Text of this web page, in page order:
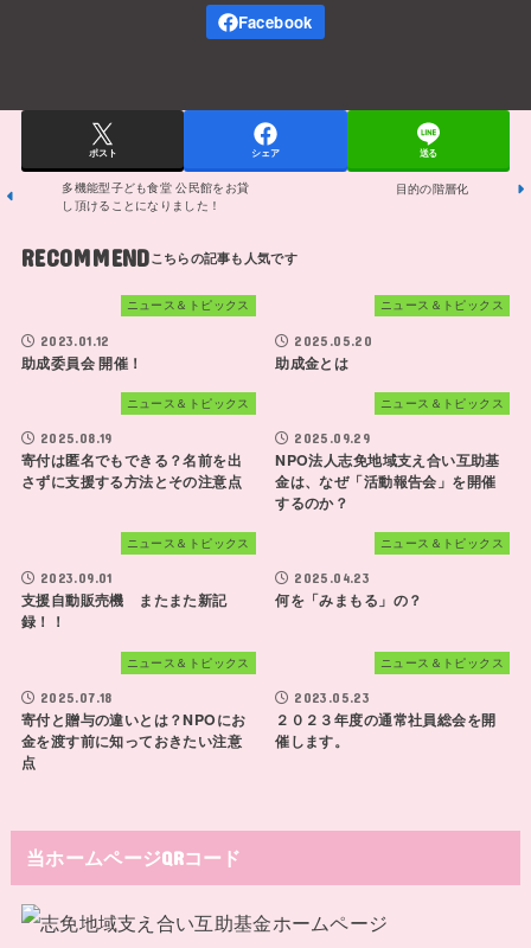
ポスト シェア 送る
多機能型子ども食堂 公民館をお貸
し頂けることになりました！
目的の階層化
RECOMMEND
ニュース＆トピックス
2023.01.12
助成委員会 開催！
ニュース＆トピックス
2025.05.20
助成金とは
ニュース＆トピックス
2025.08.19
寄付は匿名でもできる？名前を出
さずに支援する方法とその注意点
ニュース＆トピックス
2025.09.29
NPO法人志免地域支え合い互助基
金は、なぜ「活動報告会」を開催
するのか？
ニュース＆トピックス
2023.09.01
支援自動販売機 またまた新記
録！！
ニュース＆トピックス
2025.04.23
何を「みまもる」の？
ニュース＆トピックス
2025.07.18
寄付と贈与の違いとは？NPOにお
金を渡す前に知っておきたい注意
点
ニュース＆トピックス
2023.05.23
２０２３年度の通常社員総会を開
催します。
当ホームページQRコード